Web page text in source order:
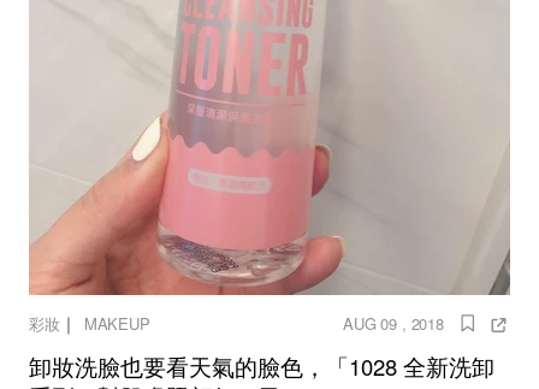
彩妝｜ MAKEUP AUG 09 , 2018
卸妝洗臉也要看天氣的臉色，「1028 全新洗卸